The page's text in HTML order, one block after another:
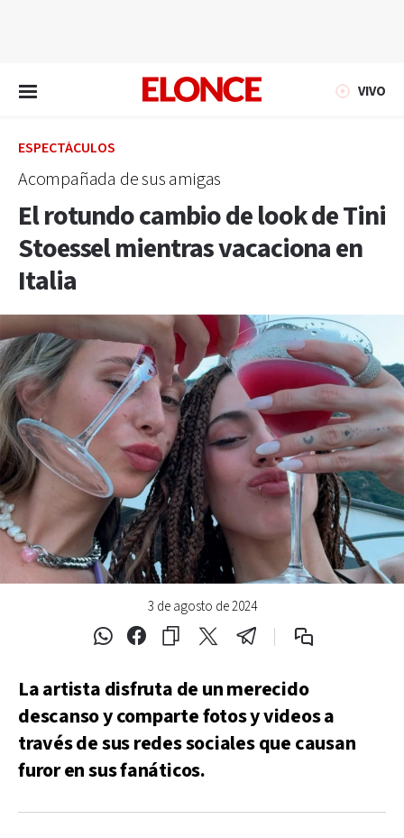
VIVO
ESPECTÁCULOS
Acompañada de sus amigas
El rotundo cambio de look de Tini
Stoessel mientras vacaciona en
Italia
3 de agosto de 2024
La artista disfruta de un merecido
descanso y comparte fotos y videos a
través de sus redes sociales que causan
furor en sus fanáticos.